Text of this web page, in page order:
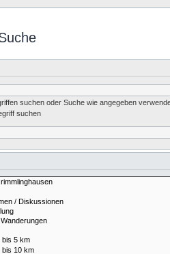
suchen oder Suche wie angegeben
suchen